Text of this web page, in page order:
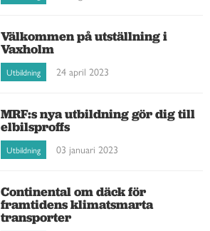
Välkommen på utställning i
Vaxholm
Utbildning 24 april 2023
MRF:s nya utbildning gör dig till
elbilsproffs
Utbildning 03 januari 2023
Continental om däck för
framtidens klimatsmarta
transporter